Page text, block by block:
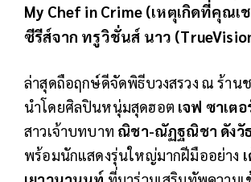
My Chef in Crime (เหตุเกิดที่คุณ
ซีรีส์จาก ทรูวิชั่นส์ นาว
ล่าสุดถือฤกษ์ดีจัดพิธีบวงสรวง ณ ร้านช
นำโดยศิลปินหนุ่มสุดฮอต เจฟ ซาเตอ
สาวเจ้าบทบาท ณิชา-ณัฏฐณิชา ดังวั
พร้อมนักแสดงรุ่นใหญ่มากฝีมืออย่าง